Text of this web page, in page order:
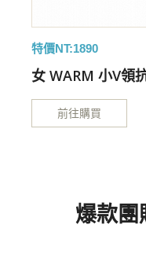
特價NT:1890
女 WARM 小V領
前往購買
爆款